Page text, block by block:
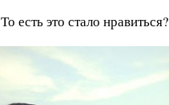
То есть это стало нравиться?